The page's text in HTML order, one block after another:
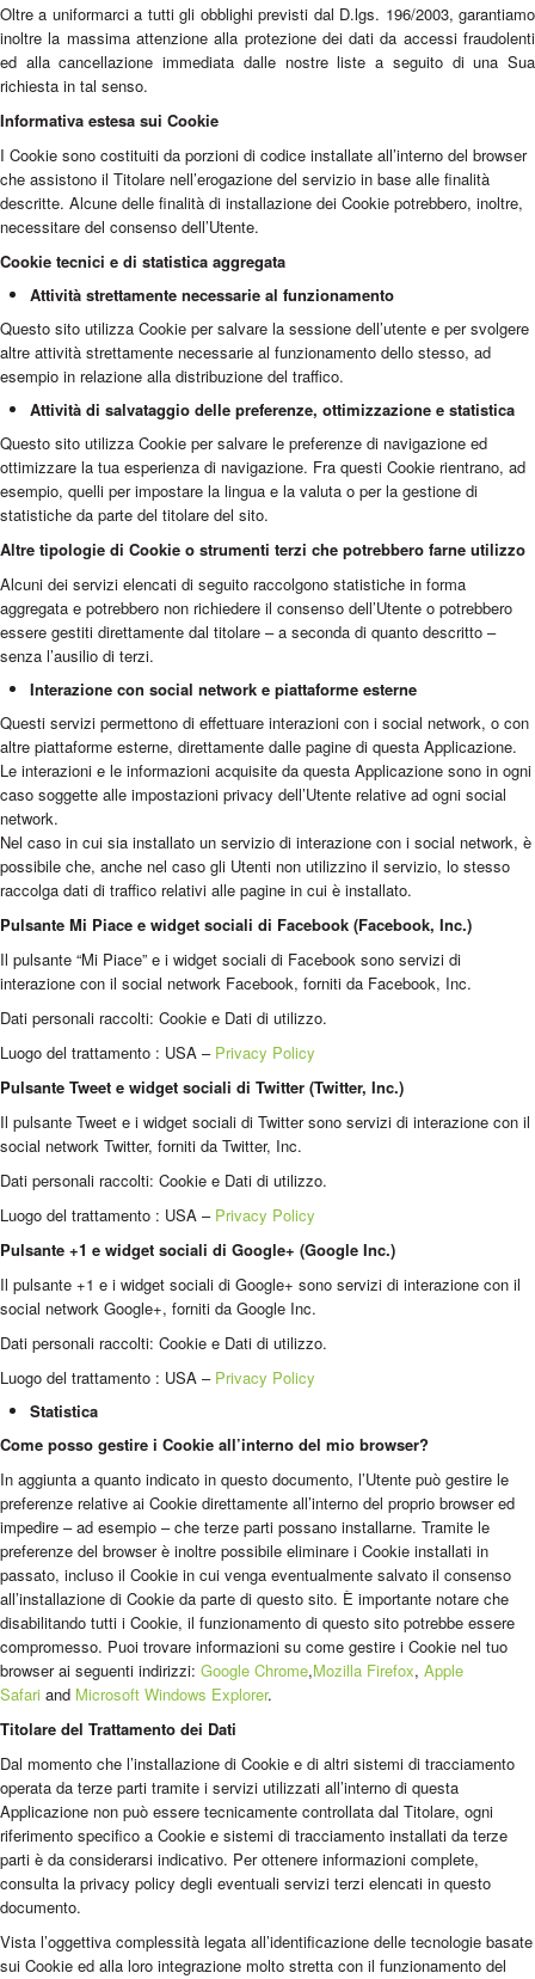
Oltre a uniformarci a tutti gli obblighi previsti dal D.lgs. 196/2003, garantiamo
inoltre la massima attenzione alla protezione dei dati da accessi fraudolenti
ed alla cancellazione immediata dalle nostre liste a seguito di una Sua
richiesta in tal senso.
Informativa estesa sui Cookie
I Cookie sono costituiti da porzioni di codice installate all’interno del browser
che assistono il Titolare nell’erogazione del servizio in base alle finalità
descritte. Alcune delle finalità di installazione dei Cookie potrebbero, inoltre,
necessitare del consenso dell’Utente.
Cookie tecnici e di statistica aggregata
Attività strettamente necessarie al funzionamento
Questo sito utilizza Cookie per salvare la sessione dell’utente e per svolgere
altre attività strettamente necessarie al funzionamento dello stesso, ad
esempio in relazione alla distribuzione del traffico.
Attività di salvataggio delle preferenze, ottimizzazione e statistica
Questo sito utilizza Cookie per salvare le preferenze di navigazione ed
ottimizzare la tua esperienza di navigazione. Fra questi Cookie rientrano, ad
esempio, quelli per impostare la lingua e la valuta o per la gestione di
statistiche da parte del titolare del sito.
Altre tipologie di Cookie o strumenti terzi che potrebbero farne utilizzo
Alcuni dei servizi elencati di seguito raccolgono statistiche in forma
aggregata e potrebbero non richiedere il consenso dell’Utente o potrebbero
essere gestiti direttamente dal titolare – a seconda di quanto descritto –
senza l’ausilio di terzi.
Interazione con social network e piattaforme esterne
Questi servizi permettono di effettuare interazioni con i social network, o con
altre piattaforme esterne, direttamente dalle pagine di questa Applicazione.
Le interazioni e le informazioni acquisite da questa Applicazione sono in ogni
caso soggette alle impostazioni privacy dell’Utente relative ad ogni social
network.
Nel caso in cui sia installato un servizio di interazione con i social network, è
possibile che, anche nel caso gli Utenti non utilizzino il servizio, lo stesso
raccolga dati di traffico relativi alle pagine in cui è installato.
Pulsante Mi Piace e widget sociali di Facebook (Facebook, Inc.)
Il pulsante “Mi Piace” e i widget sociali di Facebook sono servizi di
interazione con il social network Facebook, forniti da Facebook, Inc.
Dati personali raccolti: Cookie e Dati di utilizzo.
Luogo del trattamento : USA – Privacy Policy
Pulsante Tweet e widget sociali di Twitter (Twitter, Inc.)
Il pulsante Tweet e i widget sociali di Twitter sono servizi di interazione con il
social network Twitter, forniti da Twitter, Inc.
Dati personali raccolti: Cookie e Dati di utilizzo.
Luogo del trattamento : USA – Privacy Policy
Pulsante +1 e widget sociali di Google+ (Google Inc.)
Il pulsante +1 e i widget sociali di Google+ sono servizi di interazione con il
social network Google+, forniti da Google Inc.
Dati personali raccolti: Cookie e Dati di utilizzo.
Luogo del trattamento : USA – Privacy Policy
Statistica
Come posso gestire i Cookie all’interno del mio browser?
In aggiunta a quanto indicato in questo documento, l’Utente può gestire le
preferenze relative ai Cookie direttamente all’interno del proprio browser ed
impedire – ad esempio – che terze parti possano installarne. Tramite le
preferenze del browser è inoltre possibile eliminare i Cookie installati in
passato, incluso il Cookie in cui venga eventualmente salvato il consenso
all’installazione di Cookie da parte di questo sito. È importante notare che
disabilitando tutti i Cookie, il funzionamento di questo sito potrebbe essere
compromesso. Puoi trovare informazioni su come gestire i Cookie nel tuo
browser ai seguenti indirizzi: Google Chrome,Mozilla Firefox, Apple
Safari and Microsoft Windows Explorer.
Titolare del Trattamento dei Dati
Dal momento che l’installazione di Cookie e di altri sistemi di tracciamento
operata da terze parti tramite i servizi utilizzati all’interno di questa
Applicazione non può essere tecnicamente controllata dal Titolare, ogni
riferimento specifico a Cookie e sistemi di tracciamento installati da terze
parti è da considerarsi indicativo. Per ottenere informazioni complete,
consulta la privacy policy degli eventuali servizi terzi elencati in questo
documento.
Vista l’oggettiva complessità legata all’identificazione delle tecnologie basate
sui Cookie ed alla loro integrazione molto stretta con il funzionamento del